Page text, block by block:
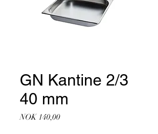
GN Kantine 2/3
40 mm
NOK 140,00Pris